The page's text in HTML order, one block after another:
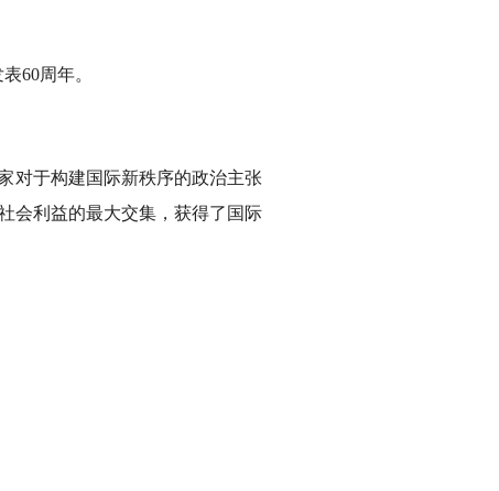
60周年。
对于构建国际新秩序的政治主张
会利益的最大交集，获得了国际